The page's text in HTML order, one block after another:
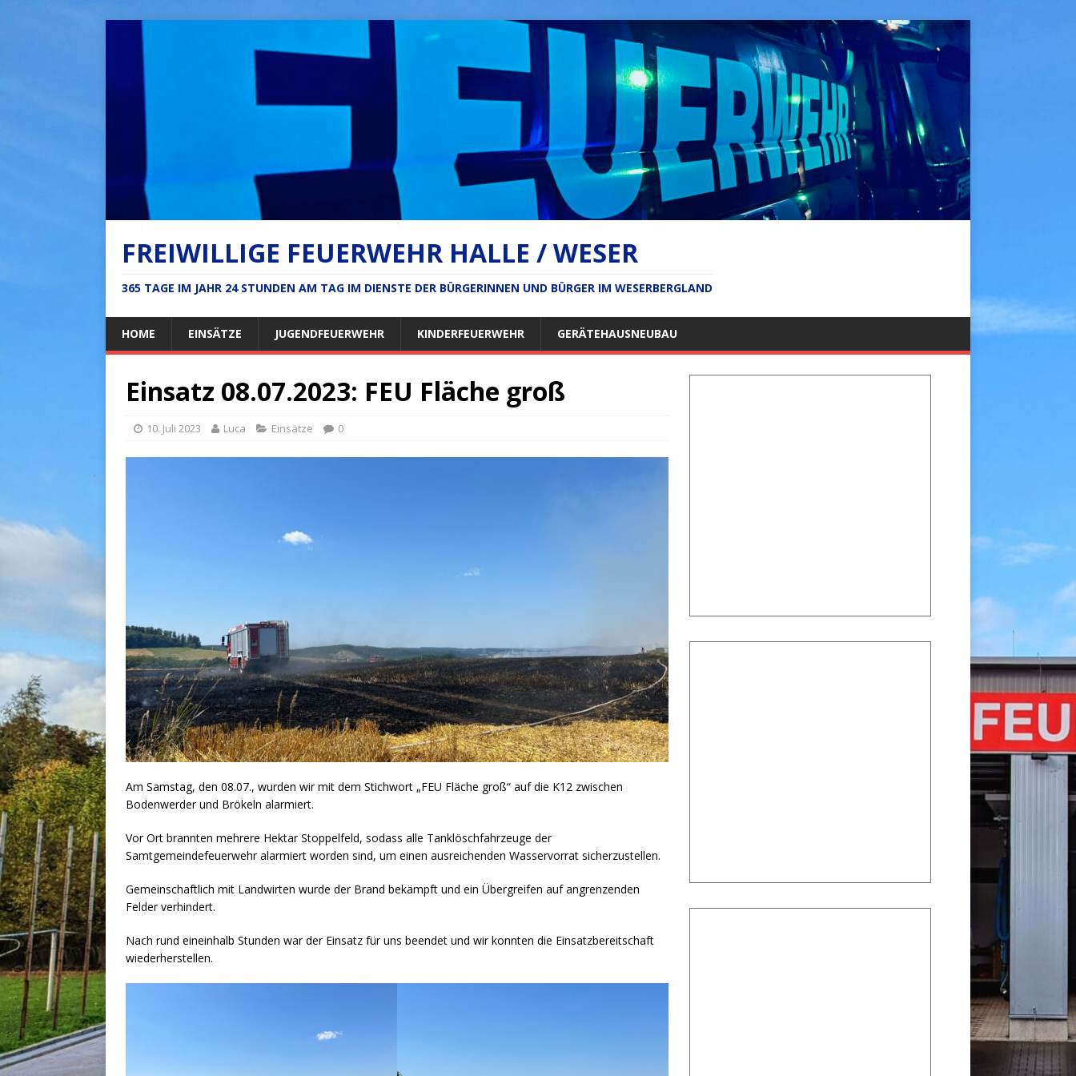
FREIWILLIGE FEUERWEHR HALLE / WESER
365 TAGE IM JAHR 24 STUNDEN AM TAG IM DIENSTE DER BÜRGERINNEN UND BÜRGER IM WESERBERGLAND
HOME EINSÄTZE JUGENDFEUERWEHR KINDERFEUERWEHR GERÄTEHAUSNEUBAU
Einsatz 08.07.2023: FEU Fläche groß
10. Juli 2023 Luca Einsätze 0
Am Samstag, den 08.07., wurden wir mit dem Stichwort „FEU Fläche groß“ auf die K12 zwischen
Bodenwerder und Brökeln alarmiert.
Vor Ort brannten mehrere Hektar Stoppelfeld, sodass alle Tanklöschfahrzeuge der
Samtgemeindefeuerwehr alarmiert worden sind, um einen ausreichenden Wasservorrat sicherzustellen.
Gemeinschaftlich mit Landwirten wurde der Brand bekämpft und ein Übergreifen auf angrenzenden
Felder verhindert.
Nach rund eineinhalb Stunden war der Einsatz für uns beendet und wir konnten die Einsatzbereitschaft
wiederherstellen.